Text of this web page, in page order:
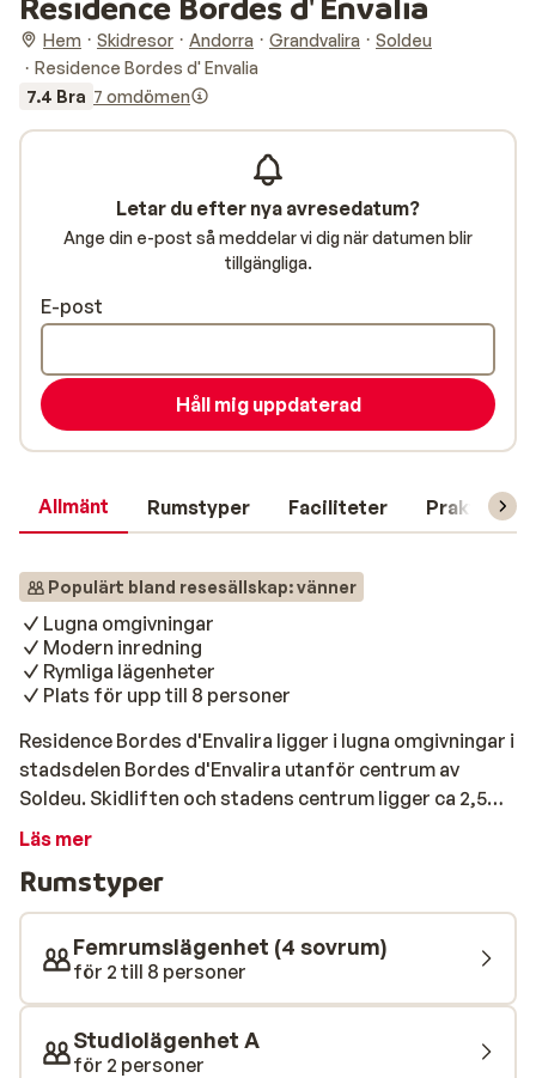
Hem Skidresor Andorra Grandvalira
Soldeu
Residence Bordes d' Envalia
7.4 Bra 7 omdömen
Allmänt Rumstyper Faciliteter Praktisk
Populärt bland resesällskap: vänner
Lugna omgivningar
Modern inredning
Rymliga lägenheter
Plats för upp till 8 personer
Residence Bordes d'Envalira ligger i lugna omgivningar i
stadsdelen Bordes d'Envalira utanför centrum av
Soldeu. Skidliften och stadens centrum ligger ca 2,5
km från hotellet. Du bor i rymliga och modernt inredda
kan njuta av din skidsemester i Andorra med hela
familjen. Alla lägenheter har ett välutrustat kök där det
finns en bra möjlighet att tillreda semesterns läckra
måltider. Du kan också välja att äta ute i t.ex. Andorra
La Vella eller någon av de andra pittoreska städerna i
närheten.
Läs mer
Rumstyper
Femrumslägenhet (4 sovrum)
för 2 till 8 personer
Studiolägenhet A
för 2 personer
Letar du efter nya avresedatum?
Ange din e-post så meddelar vi dig när datumen blir
tillgängliga.
E-post
Håll mig uppdaterad